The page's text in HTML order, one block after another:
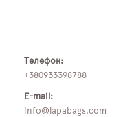
Телефон:
+380933398788
E-mail:
info@lapabags.com